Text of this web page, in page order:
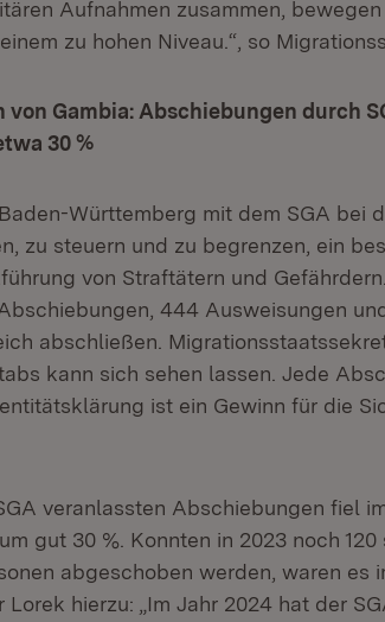
Aufnahmen zusammen,
zu hohen Niveau.“, so
Gambia: Abschiebungen durch
30 %
Württemberg mit dem SGA bei
zu steuern und zu begrenzen, ein
von Straftätern und
444 Ausweisungen
abschließen.
kann sich sehen lassen. Jede
ist ein Gewinn für die
veranlassten Abschiebungen fiel
gut 30 %. Konnten in 2023 noch
abgeschoben werden, waren es
hierzu: „Im Jahr 2024 hat der